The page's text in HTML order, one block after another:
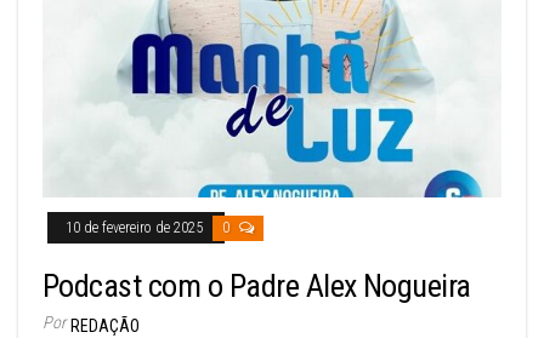
10 de fevereiro de 2025 0
Podcast com o Padre Alex Nogueira
Por REDAÇÃO